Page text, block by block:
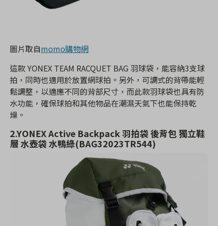
圖片取自momo購物網
這款 YONEX TEAM RACQUET BAG 羽球袋，能容納3支球
拍，同時也適用於放置網球拍。另外，可調式的背帶能輕
鬆調整，以適應不同的背部尺寸，而此款羽球袋也具有防
水功能，確保球拍和其他物品在潮濕天氣下也能保持乾
燥。
2.YONEX Active Backpack 羽拍袋 後背包 獨立鞋
層 水壺袋 水鴨綠(BAG32023TR544)